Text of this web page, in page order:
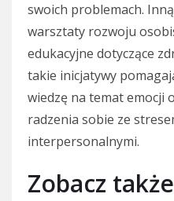
swoich problemach.
warsztaty rozwoju
edukacyjne dotyczące
takie inicjatywy
wiedzę na temat emocji
radzenia sobie ze
interpersonalnymi.
Zobacz także